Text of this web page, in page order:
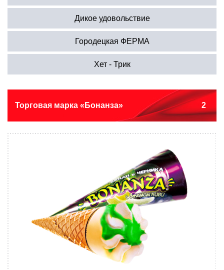
Дикое удовольствие
Городецкая ФЕРМА
Хет - Трик
Торговая марка «Бонанза» 2